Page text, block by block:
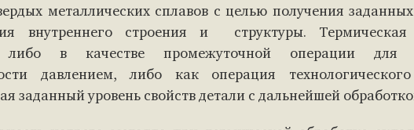
металлических сплавов с целью получения заданных
внутреннего строения и структуры. Термическая
либо в качестве промежуточной операции для
давлением, либо как операция
заданный уровень свойств детали с дальнейшей